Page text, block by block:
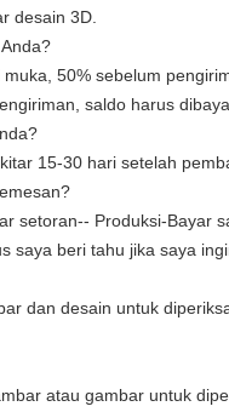
desain 3D.
50% sebelum
saldo harus
15-30 hari setelah
setoran-- Produksi-Bayar
saya beri tahu jika saya
dan desain untuk
atau gambar untuk